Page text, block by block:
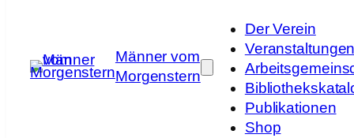
Männer vom
Morgenstern
Der Verein
Publikationen
Shop